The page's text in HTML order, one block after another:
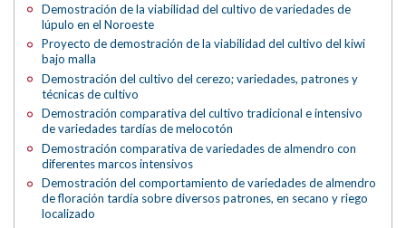
Demostración de la viabilidad del cultivo de variedades de
lúpulo en el Noroeste
Proyecto de demostración de la viabilidad del cultivo del kiwi
bajo malla
Demostración del cultivo del cerezo; variedades, patrones y
técnicas de cultivo
Demostración comparativa del cultivo tradicional e intensivo
de variedades tardías de melocotón
Demostración comparativa de variedades de almendro con
diferentes marcos intensivos
Demostración del comportamiento de variedades de almendro
de floración tardía sobre diversos patrones, en secano y riego
localizado